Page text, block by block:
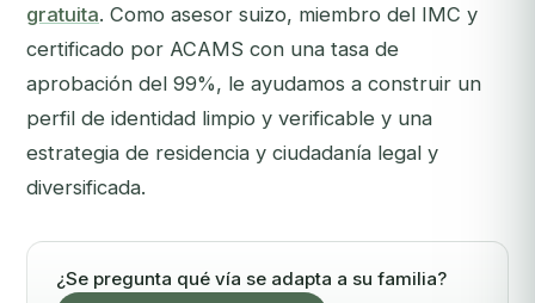
gratuita. Como asesor suizo, miembro del IMC y
certificado por ACAMS con una tasa de
aprobación del 99%, le ayudamos a construir un
perfil de identidad limpio y verificable y una
estrategia de residencia y ciudadanía legal y
diversificada.
¿Se pregunta qué vía se adapta a su familia?